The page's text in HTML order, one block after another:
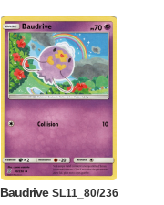
Baudrive SL11_80/236